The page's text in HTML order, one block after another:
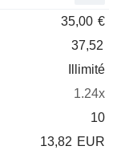
35,00 €
37,52
Illimité
1.24x
10
13,82 EUR